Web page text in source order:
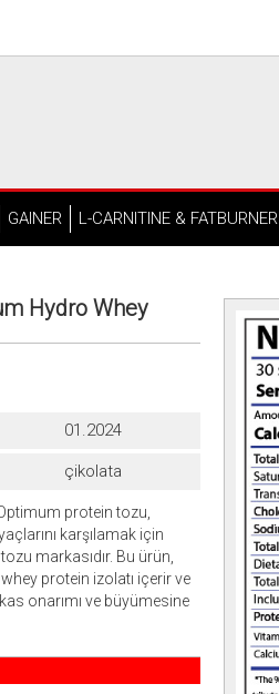
GAINER L-CARNITINE & FATBURNER
Hydro Whey
01.2024
çikolata
protein tozu,
karşılamak için
markasıdır. Bu ürün,
protein izolatı içerir ve
onarımı ve büyümesine